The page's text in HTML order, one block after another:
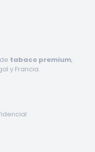
tabaco premium,
y Francia.